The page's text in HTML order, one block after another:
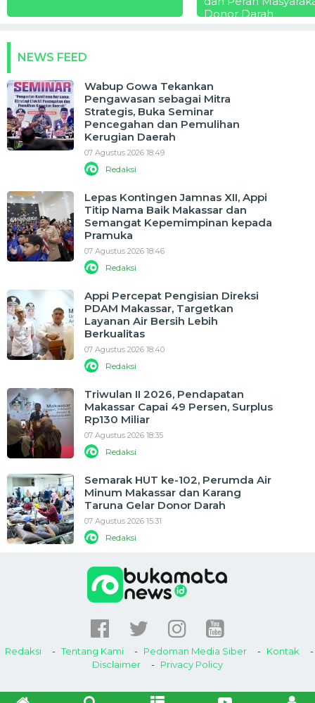
Donor Darah
NEWS FEED
Wabup Gowa Tekankan
Pengawasan sebagai Mitra
Strategis, Buka Seminar
Pencegahan dan Pemulihan
Kerugian Daerah
07 Agustus 2026 18:49
Redaksi
Lepas Kontingen Jamnas XII, Appi
Titip Nama Baik Makassar dan
Semangat Kepemimpinan kepada
Pramuka
07 Agustus 2026 18:46
Redaksi
Appi Percepat Pengisian Direksi
PDAM Makassar, Targetkan
Layanan Air Bersih Lebih
Berkualitas
07 Agustus 2026 18:40
Redaksi
Triwulan II 2026, Pendapatan
Makassar Capai 49 Persen, Surplus
Rp130 Miliar
07 Agustus 2026 18:35
Redaksi
Semarak HUT ke-102, Perumda Air
Minum Makassar dan Karang
Taruna Gelar Donor Darah
07 Agustus 2026 15:31
Redaksi
Redaksi Tentang Kami Pedoman Media Siber
Kontak
Disclaimer
Privacy Policy